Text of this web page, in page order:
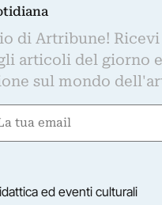
di Artribune!
articoli del giorno
sul mondo
ed eventi culturali